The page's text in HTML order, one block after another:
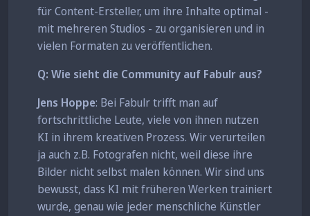
für Content-Ersteller, um ihre Inhalte optimal -
mit mehreren Studios - zu organisieren und in
vielen Formaten zu veröffentlichen.
Q: Wie sieht die Community auf Fabulr aus?
Jens Hoppe: Bei Fabulr trifft man auf
fortschrittliche Leute, viele von ihnen nutzen
KI in ihrem kreativen Prozess. Wir verurteilen
ja auch z.B. Fotografen nicht, weil diese ihre
Bilder nicht selbst malen können. Wir sind uns
bewusst, dass KI mit früheren Werken trainiert
wurde, genau wie jeder menschliche Künstler